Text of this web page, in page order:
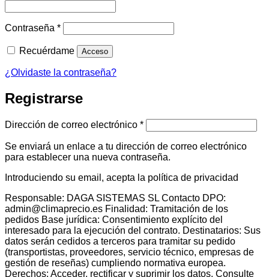
Contraseña *Obligatorio
Recuérdame Acceso
¿Olvidaste la contraseña?
Registrarse
Dirección de correo electrónico *Obligatorio
Se enviará un enlace a tu dirección de correo electrónico
para establecer una nueva contraseña.
Introduciendo su email, acepta la política de privacidad
Responsable: DAGA SISTEMAS SL Contacto DPO:
admin@climaprecio.es Finalidad: Tramitación de los
pedidos Base jurídica: Consentimiento explícito del
interesado para la ejecución del contrato. Destinatarios: Sus
datos serán cedidos a terceros para tramitar su pedido
(transportistas, proveedores, servicio técnico, empresas de
gestión de reseñas) cumpliendo normativa europea.
Derechos: Acceder, rectificar y suprimir los datos. Consulte